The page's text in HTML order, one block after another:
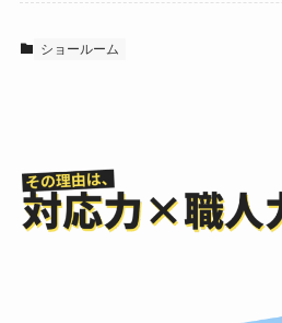
ショールーム